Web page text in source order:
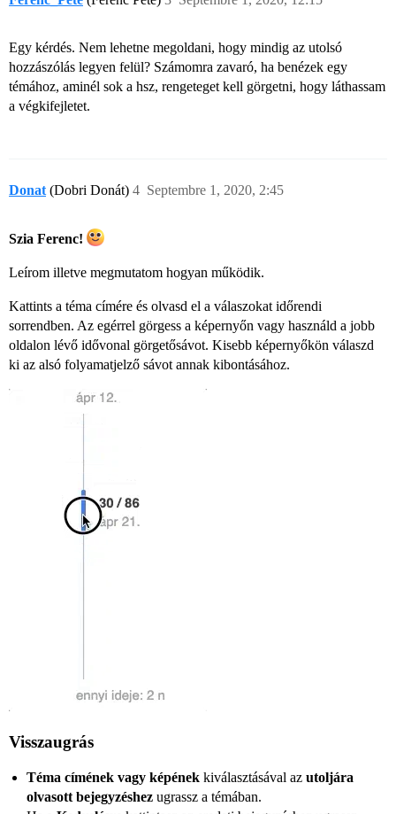
Egy kérdés. Nem lehetne megoldani, hogy mindig az utolsó
hozzászólás legyen felül? Számomra zavaró, ha benézek egy
témához, aminél sok a hsz, rengeteget kell görgetni, hogy láthassam
a végkifejletet.
Donat (Dobri Donát) Septembre 1, 2020, 2:45
4
Szia Ferenc!
Leírom illetve megmutatom hogyan működik.
Kattints a téma címére és olvasd el a válaszokat időrendi
sorrendben. Az egérrel görgess a képernyőn vagy használd a jobb
oldalon lévő idővonal görgetősávot. Kisebb képernyőkön válaszd
ki az alsó folyamatjelző sávot annak kibontásához.
Visszaugrás
Téma címének vagy képének kiválasztásával az utoljára
olvasott bejegyzéshez ugrassz a témában.